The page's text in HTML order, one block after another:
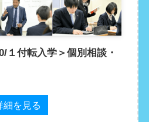
１付転入学＞個別相談・
細を見る